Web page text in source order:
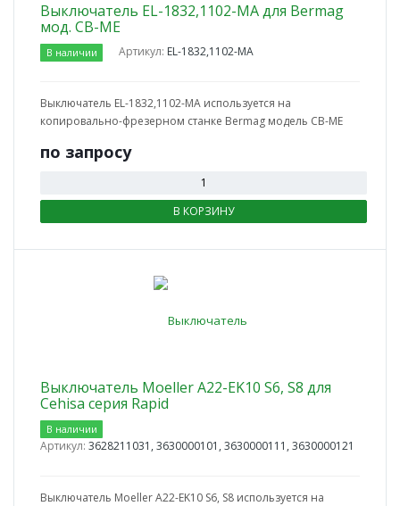
Выключатель EL-1832,1102-MA для Bermag
мод. CB-ME
В наличии Артикул: EL-1832,1102-MA
Выключатель EL-1832,1102-MA используется на
копировально-фрезерном станке Bermag модель CB-ME
по запросу
В КОРЗИНУ
Выключатель Moeller A22-EK10 S6, S8 для
Cehisa серия Rapid
В наличии
Артикул: 3628211031, 3630000101, 3630000111, 3630000121
Выключатель Moeller A22-EK10 S6, S8 используется на